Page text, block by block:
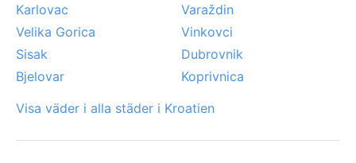
Karlovac
Varaždin
Velika Gorica
Vinkovci
Sisak
Dubrovnik
Bjelovar
Koprivnica
Visa väder i alla städer i Kroatien